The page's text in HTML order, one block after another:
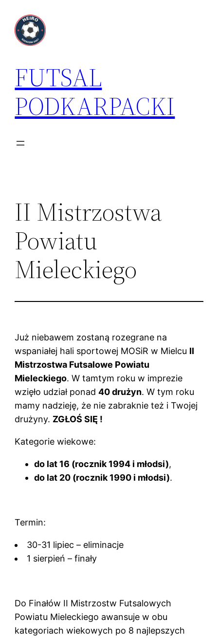
treści
FUTSAL
PODKARPACKI
II Mistrzostwa
Powiatu
Mieleckiego
Już niebawem zostaną rozegrane na
wspaniałej hali sportowej MOSiR w Mielcu II
Mistrzostwa Futsalowe Powiatu
Mieleckiego. W tamtym roku w imprezie
wzięło udział ponad40 drużyn. W tym roku
mamy nadzieję, że nie zabraknie też i Twojej
drużyny. ZGŁOŚ SIĘ !
Kategorie wiekowe:
do lat 16 (rocznik 1994 i młodsi),
do lat 20 (rocznik 1990 i młodsi).
Termin:
30-31 lipiec – eliminacje
1 sierpień – finały
Do Finałów II Mistrzostw Futsalowych
Powiatu Mieleckiego awansuje w obu
kategoriach wiekowych po 8 najlepszych